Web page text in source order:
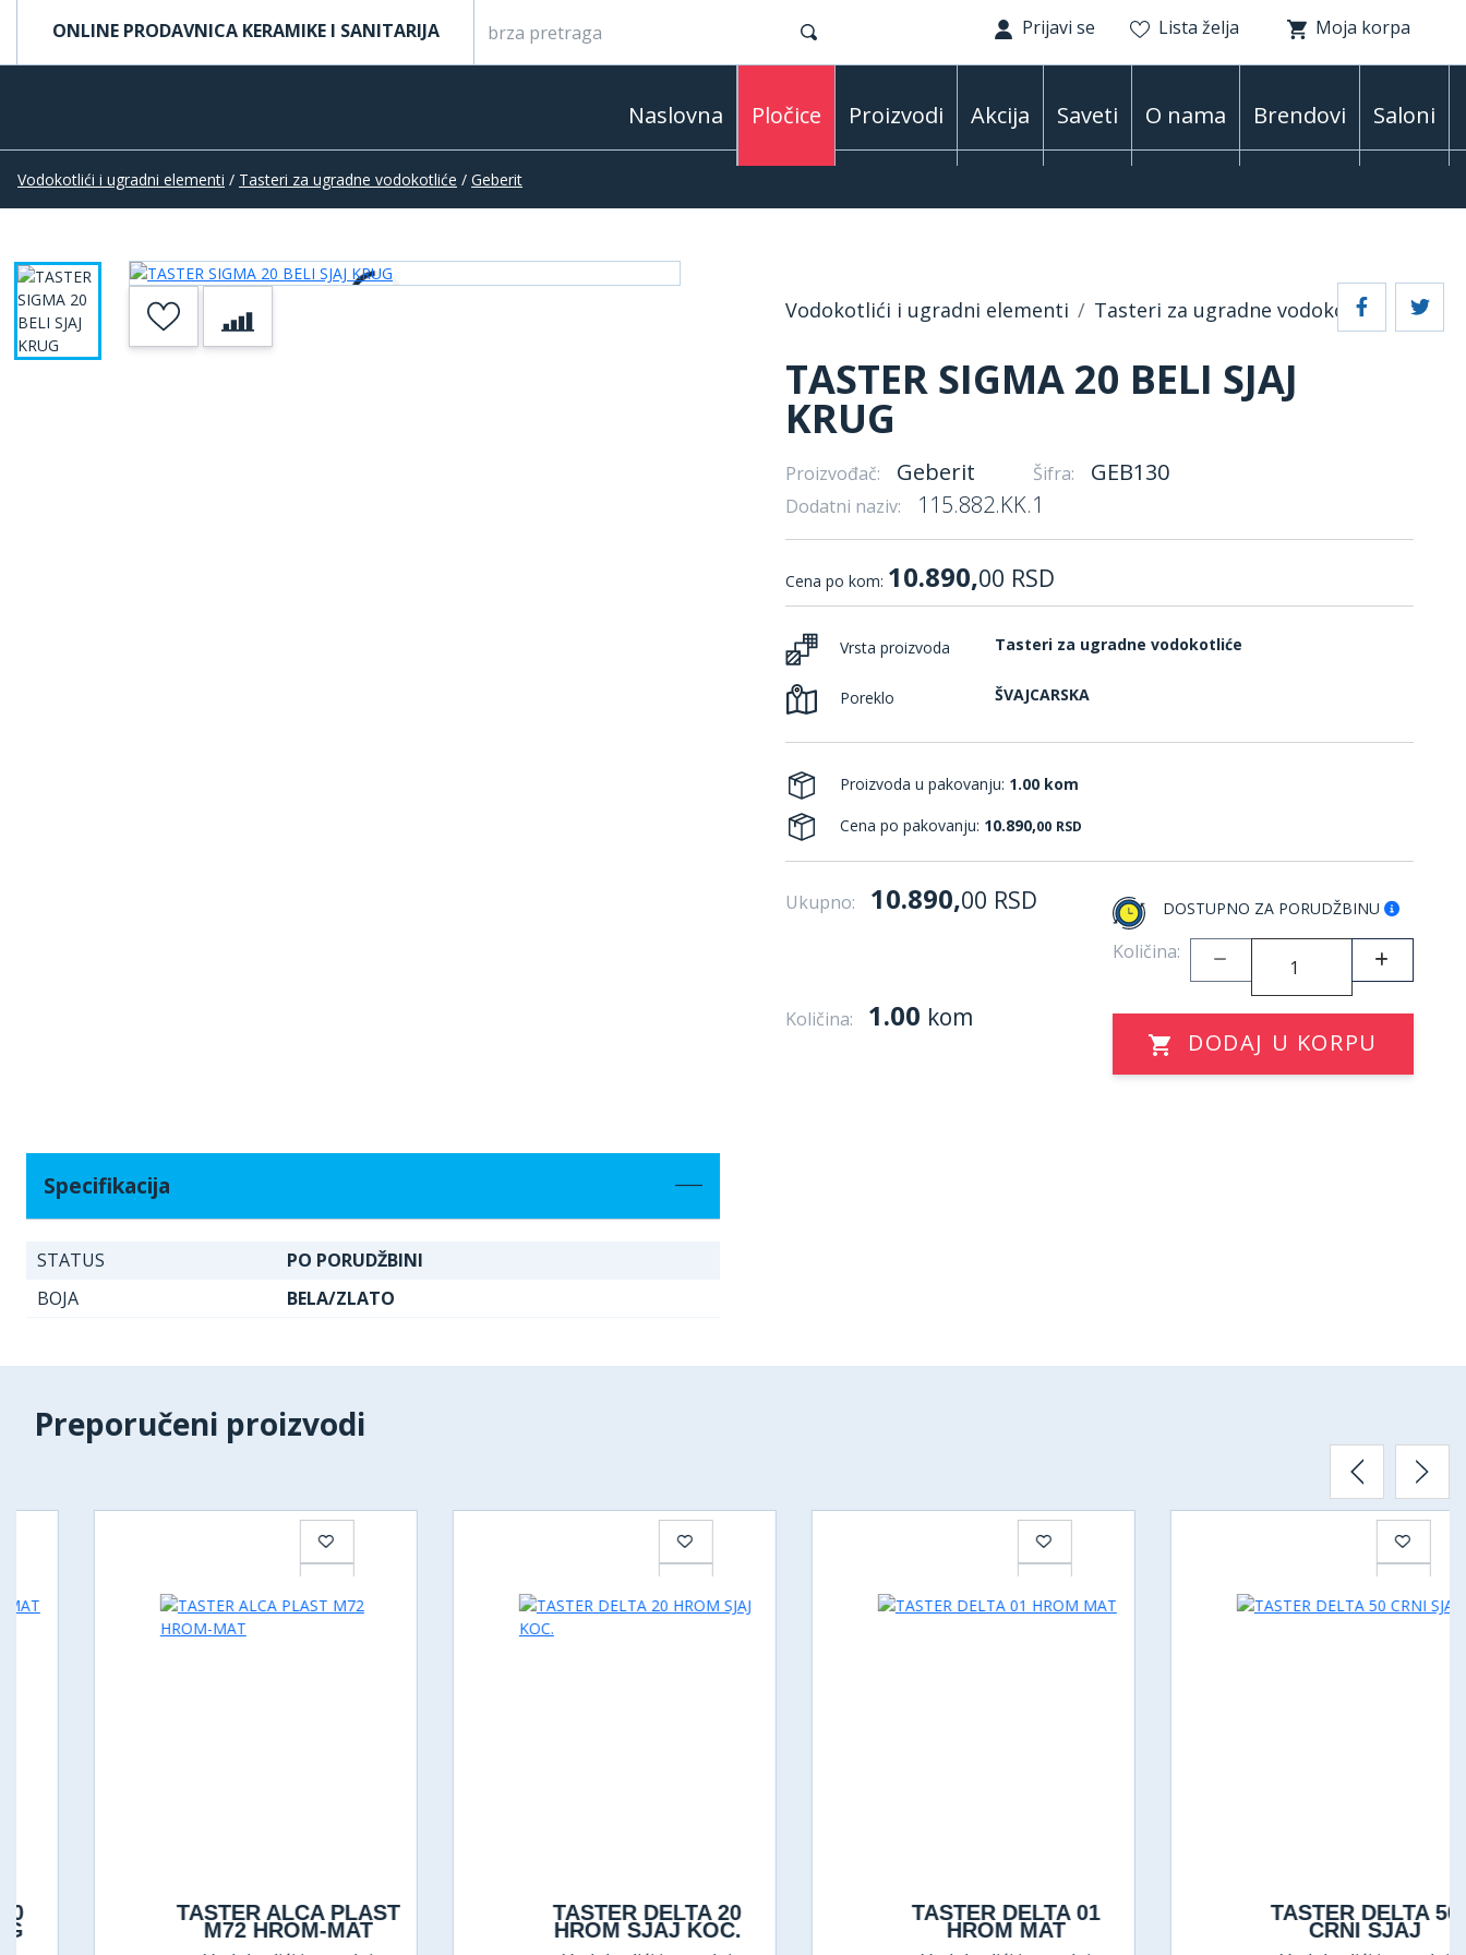
ONLINE PRODAVNICA KERAMIKE I SANITARIJA Prijavi se Lista želja Moja korpa
Naslovna Pločice Proizvodi Akcija Saveti O nama Brendovi Saloni
Vodokotlići i ugradni elementi / Tasteri za ugradne vodokotliće / Geberit
Vodokotlići i ugradni elementi Tasteri za ugradne vodokotliće
TASTER SIGMA 20 BELI SJAJ
KRUG
Proizvođač: Geberit Šifra: GEB130
Dodatni naziv: 115.882.KK.1
Cena po kom: 10.890,00 RSD
Vrsta proizvoda Tasteri za ugradne vodokotliće
Poreklo ŠVAJCARSKA
Proizvoda u pakovanju: 1.00 kom
Cena po pakovanju: 10.890,00 RSD
Ukupno: 10.890,00 RSD DOSTUPNO ZA PORUDŽBINU
Količina:
Količina: 1.00 kom
DODAJ U KORPU
Specifikacija
STATUS
PO PORUDŽBINI
BOJA
BELA/ZLATO
Preporučeni proizvodi
TASTER ALCA PLAST
M72 HROM-MAT
TASTER DELTA 20
HROM SJAJ KOC.
TASTER DELTA 01
HROM MAT
TASTER DELTA 50
CRNI SJAJ